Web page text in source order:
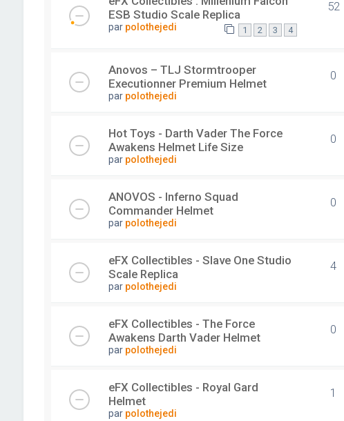
ESB Studio Scale Replica
par polothejedi 1 2 3 4
52
Anovos – TLJ Stormtrooper
Executionner Premium Helmet
par polothejedi
0
Hot Toys - Darth Vader The Force
Awakens Helmet Life Size
par polothejedi
0
ANOVOS - Inferno Squad
Commander Helmet
par polothejedi
0
eFX Collectibles - Slave One Studio
Scale Replica
par polothejedi
4
eFX Collectibles - The Force
Awakens Darth Vader Helmet
par polothejedi
0
eFX Collectibles - Royal Gard
Helmet
par polothejedi
1